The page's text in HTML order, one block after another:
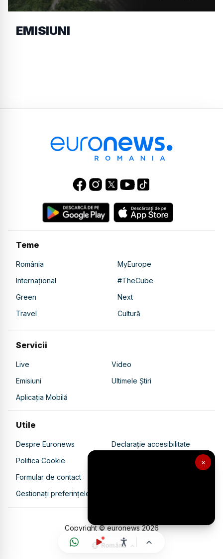
×
EMISIUNI
Teme
România
MyEurope
Internațional
#TheCube
Green
Next
Travel
Cultură
Servicii
Live
Video
Emisiuni
Ultimele Știri
Aplicația Mobilă
Utile
Despre Euronews
Declarație accesibilitate
Politica Cookie
Politica de confidențialitate
Formular de contact
Gestionați preferințele
Copyright © euronews2026
Română